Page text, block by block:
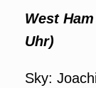
West
Uhr)
Sky: